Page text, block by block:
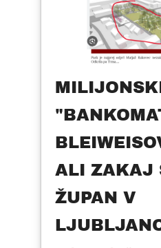
ALI ZAKAJ
ŽUPAN V